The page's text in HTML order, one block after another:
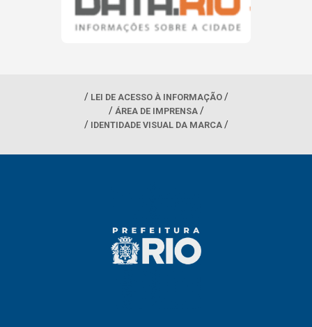
LEI DE ACESSO À INFORMAÇÃO
ÁREA DE IMPRENSA
IDENTIDADE VISUAL DA MARCA